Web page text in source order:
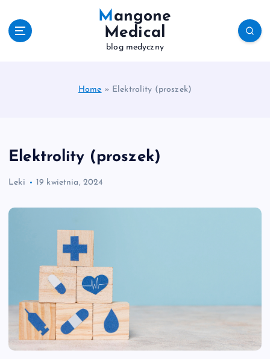
Mangone
Medical
blog medyczny
Home » Elektrolity (proszek)
Elektrolity (proszek)
Leki 19 kwietnia, 2024